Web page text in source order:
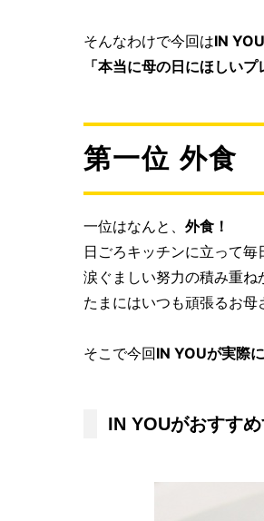
そんなわけで今回はIN
「本当に母の日にほしい
第一位 外食
一位はなんと、 外食！
日ごろキッチンに立って毎
涙ぐましい努力の積み重ね
たまにはいつも頑張るお母
そこで今回IN YOUが実際
IN YOUがおすす